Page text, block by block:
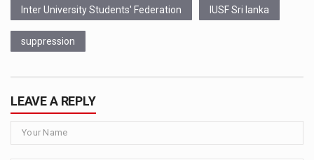
Inter University Students' Federation IUSF Sri lanka
suppression
LEAVE A REPLY